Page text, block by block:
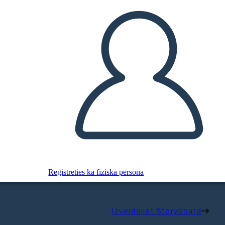
Reģistrēties kā fiziska persona
Izveidojiet Storyboard